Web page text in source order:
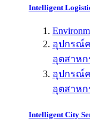
Intelligent
อุปกรณ์
อุตสาหก
อุปกรณ์
อุตสาหก
Intelligent City